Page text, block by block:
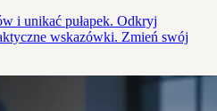
i unikać pułapek. Odkryj
wskazówki. Zmień swój